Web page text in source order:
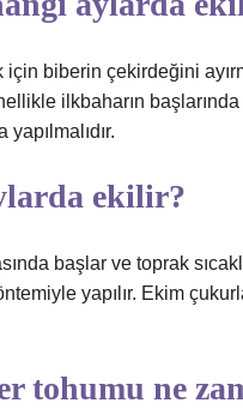
biberin çekirdeğini
ilkbaharın başlarında
ekilir?
başlar ve toprak
yapılır. Ekim
tohumu ne